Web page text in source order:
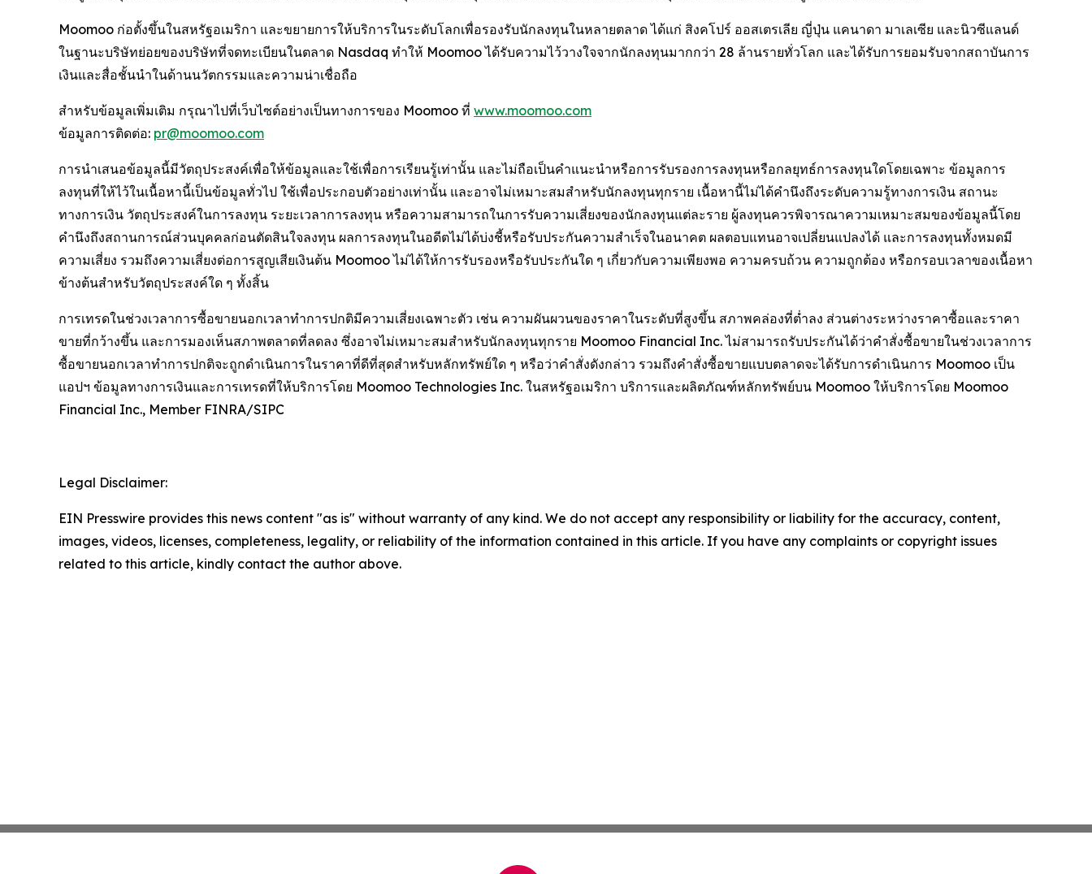
Moomoo ก่อตั้งขึ้นในสหรัฐอเมริกา และขยายการให้บริการในระดับโลกเพื่อรองรับนักลงทุนในหลายตลาด ได้แก่ สิงคโปร์ ออสเตรเลีย ญี่ปุ่น แคนาดา มาเลเซีย และนิวซีแลนด์
ในฐานะบริษัทย่อยของบริษัทที่จดทะเบียนในตลาด Nasdaq ทำให้ Moomoo ได้รับความไว้วางใจจากนักลงทุนมากกว่า 28 ล้านรายทั่วโลก และได้รับการยอมรับจากสถาบันการ
เงินและสื่อชั้นนำในด้านนวัตกรรมและความน่าเชื่อถือ
สำหรับข้อมูลเพิ่มเติม กรุณาไปที่เว็บไซต์อย่างเป็นทางการของ Moomoo ที่ www.moomoo.com
ข้อมูลการติดต่อ: pr@moomoo.com
การนำเสนอข้อมูลนี้มีวัตถุประสงค์เพื่อให้ข้อมูลและใช้เพื่อการเรียนรู้เท่านั้น และไม่ถือเป็นคำแนะนำหรือการรับรองการลงทุนหรือกลยุทธ์การลงทุนใดโดยเฉพาะ ข้อมูลการ
ลงทุนที่ให้ไว้ในเนื้อหานี้เป็นข้อมูลทั่วไป ใช้เพื่อประกอบตัวอย่างเท่านั้น และอาจไม่เหมาะสมสำหรับนักลงทุนทุกราย เนื้อหานี้ไม่ได้คำนึงถึงระดับความรู้ทางการเงิน สถานะ
ทางการเงิน วัตถุประสงค์ในการลงทุน ระยะเวลาการลงทุน หรือความสามารถในการรับความเสี่ยงของนักลงทุนแต่ละราย ผู้ลงทุนควรพิจารณาความเหมาะสมของข้อมูลนี้โดย
คำนึงถึงสถานการณ์ส่วนบุคคลก่อนตัดสินใจลงทุน ผลการลงทุนในอดีตไม่ได้บ่งชี้หรือรับประกันความสำเร็จในอนาคต ผลตอบแทนอาจเปลี่ยนแปลงได้ และการลงทุนทั้งหมดมี
ความเสี่ยง รวมถึงความเสี่ยงต่อการสูญเสียเงินต้น Moomoo ไม่ได้ให้การรับรองหรือรับประกันใด ๆ เกี่ยวกับความเพียงพอ ความครบถ้วน ความถูกต้อง หรือกรอบเวลาของเนื้อหา
ข้างต้นสำหรับวัตถุประสงค์ใด ๆ ทั้งสิ้น
การเทรดในช่วงเวลาการซื้อขายนอกเวลาทำการปกติมีความเสี่ยงเฉพาะตัว เช่น ความผันผวนของราคาในระดับที่สูงขึ้น สภาพคล่องที่ต่ำลง ส่วนต่างระหว่างราคาซื้อและราคา
ขายที่กว้างขึ้น และการมองเห็นสภาพตลาดที่ลดลง ซึ่งอาจไม่เหมาะสมสำหรับนักลงทุนทุกราย Moomoo Financial Inc. ไม่สามารถรับประกันได้ว่าคำสั่งซื้อขายในช่วงเวลาการ
ซื้อขายนอกเวลาทำการปกติจะถูกดำเนินการในราคาที่ดีที่สุดสำหรับหลักทรัพย์ใด ๆ หรือว่าคำสั่งดังกล่าว รวมถึงคำสั่งซื้อขายแบบตลาดจะได้รับการดำเนินการ Moomoo เป็น
แอปฯ ข้อมูลทางการเงินและการเทรดที่ให้บริการโดย Moomoo Technologies Inc. ในสหรัฐอเมริกา บริการและผลิตภัณฑ์หลักทรัพย์บน Moomoo ให้บริการโดย Moomoo
Financial Inc., Member FINRA/SIPC
Legal Disclaimer:
EIN Presswire provides this news content "as is" without warranty of any kind. We do not accept any responsibility or liability for the accuracy, content,
images, videos, licenses, completeness, legality, or reliability of the information contained in this article. If you have any complaints or copyright issues
related to this article, kindly contact the author above.